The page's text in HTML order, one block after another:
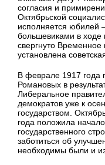
согласия и
Октябрьской
исполняется юбилей
большевиками в ходе
свергнуто Временное
установлена
В феврале 1917 года
Романовых в
Либеральное
демократов уже к
государством.
года положила
государственного
заботиться об
необходимы были и